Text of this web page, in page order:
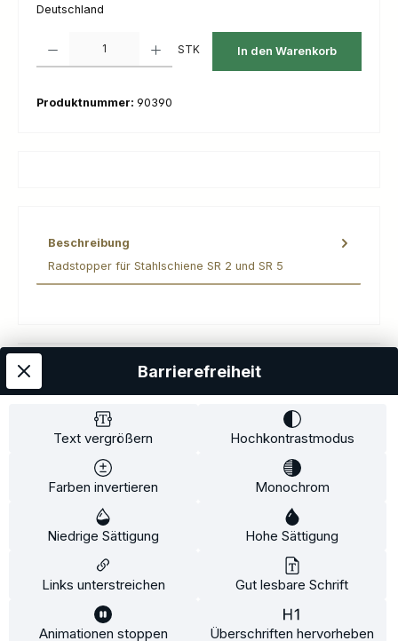
Deutschland
STK In den Warenkorb
Produktnummer: 90390
Beschreibung
Radstopper für Stahlschiene SR 2 und SR 5
Kostenloser Versand
Datenschutz
Widerrufsrecht
Widerrufsformular
Zahlung und Versand
Copyright© 2020-2025 Faventis GmbH. All Rights Reserved
Alle Preise inkl. gesetzl. Mehrwertsteuer zzgl.Versandkostenund ggf.
Text vergrößern Hochkontrastmodus
Farben invertieren Monochrom
Niedrige Sättigung Hohe Sättigung
Links unterstreichen Gut lesbare Schrift
Animationen stoppen Überschriften hervorheben
Barrierefreiheit
Diese Website verwendet Cookies, um eine bestmögliche Erfahrung